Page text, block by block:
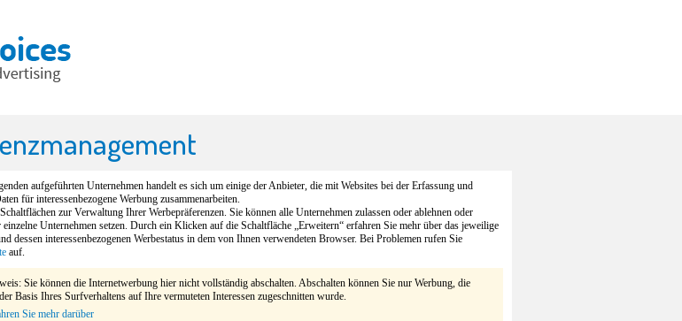
aufgeführten Unternehmen handelt es sich um einige der Anbieter, die mit Websites bei der Erfassung und
für interessenbezogene Werbung zusammenarbeiten.
zur Verwaltung Ihrer Werbepräferenzen. Sie können alle Unternehmen zulassen oder ablehnen oder
einzelne Unternehmen setzen. Durch ein Klicken auf die Schaltfläche „Erweitern“ erfahren Sie mehr über das jeweilige
dessen interessenbezogenen Werbestatus in dem von Ihnen verwendeten Browser. Bei Problemen rufen Sie
auf.
Sie können die Internetwerbung hier nicht vollständig abschalten. Abschalten können Sie nur Werbung, die
Basis Ihres Surfverhaltens auf Ihre vermuteten Interessen zugeschnitten wurde.
Sie mehr darüber